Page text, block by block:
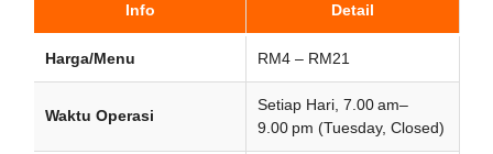
Info Detail
Harga/Menu RM4 – RM21
Waktu Operasi
Setiap Hari, 7.00 am–
9.00 pm (Tuesday, Closed)